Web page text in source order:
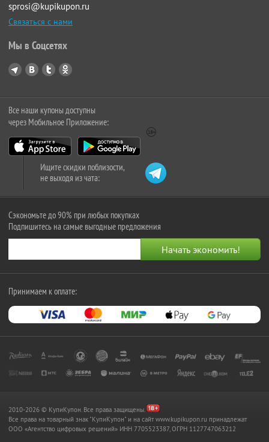
sprosi@kupikupon.ru
Связаться с нами
Мы в Соцсетях
Все наши купоны доступны
через Мобильное Приложение:
Ищите скидки поблизости,
не выходя из чата:
Сэкономьте до 90% при любых покупках
Подпишитесь на самые выгодные предложения
Принимаем к оплате:
2010-2026 © КупиКупон. Все права защищены.
Все права на товарный знак "КупиКупон" и на сайт www.kupikupon.ru принадлежат
OOO «Агентство цифровых решений» ИНН 7705523387, ОГРН 1127747063212